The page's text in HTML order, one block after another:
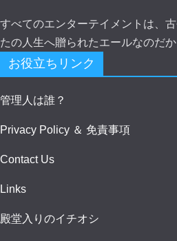
すべてのエンターテイメントは、
たの人生へ贈られたエールなのだ
お役立ちリンク
管理人は誰？
Privacy Policy ＆ 免責事項
Contact Us
Links
殿堂入りのイチオシ